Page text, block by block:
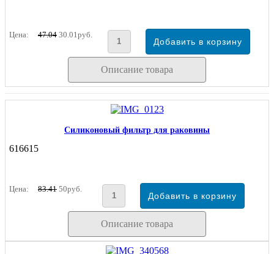
Цена: 47.04 30.01руб.
Описание товара
Силиконовый фильтр для раковины
616615
Цена: 83.41 50руб.
Описание товара